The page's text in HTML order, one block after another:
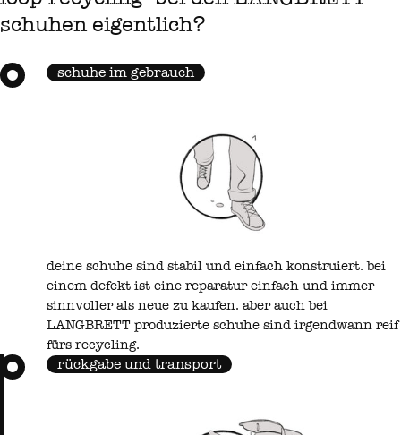
schuhen eigentlich?
schuhe im gebrauch
deine schuhe sind stabil und einfach konstruiert. bei
einem defekt ist eine reparatur einfach und immer
sinnvoller als neue zu kaufen. aber auch bei
LANGBRETT produzierte schuhe sind irgendwann reif
fürs recycling.
rückgabe und transport